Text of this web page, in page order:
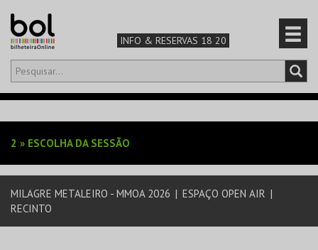
INFO & RESERVAS 18 20
Olá,iniciar sessão
TEATRO & ARTE
MÚSICA & FESTIVAIS
2 » ESCOLHA DA SESSÃO
MILAGRE METALEIRO - MMOA 2026 | ESPAÇO OPEN AIR |
RECINTO